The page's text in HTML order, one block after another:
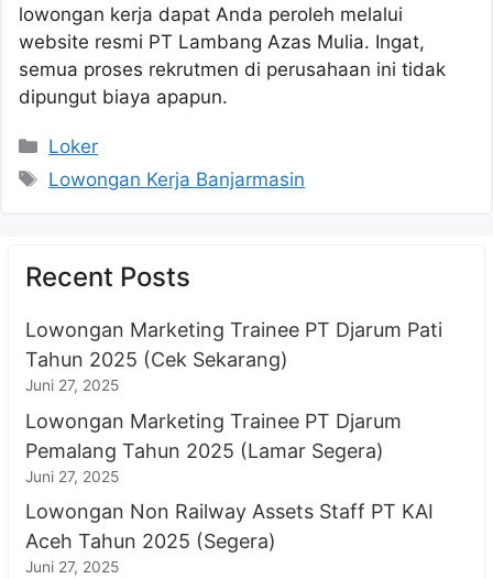
lowongan kerja dapat Anda peroleh melalui
website resmi PT Lambang Azas Mulia. Ingat,
semua proses rekrutmen di perusahaan ini tidak
dipungut biaya apapun.
Kategori
Loker
Tag
Lowongan Kerja Banjarmasin
Recent Posts
Lowongan Marketing Trainee PT Djarum Pati
Tahun 2025 (Cek Sekarang)
Juni 27, 2025
Lowongan Marketing Trainee PT Djarum
Pemalang Tahun 2025 (Lamar Segera)
Juni 27, 2025
Lowongan Non Railway Assets Staff PT KAI
Aceh Tahun 2025 (Segera)
Juni 27, 2025